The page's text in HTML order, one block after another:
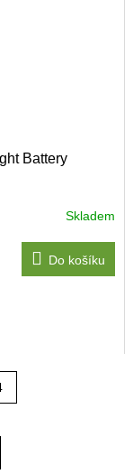
Battery
Skladem
Do košíku